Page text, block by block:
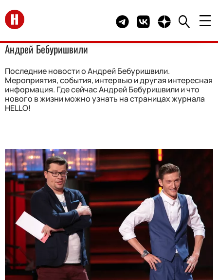
Перейти на главную Telegram канал HELLO
Группа HELLO
Канал HELLO в
Андрей Бебуришвили
Последние новости о Андрей Бебуришвили.
Мероприятия, события, интервью и другая интересная
информация. Где сейчас Андрей Бебуришвили и что
нового в жизни можно узнать на страницах журнала
HELLO!